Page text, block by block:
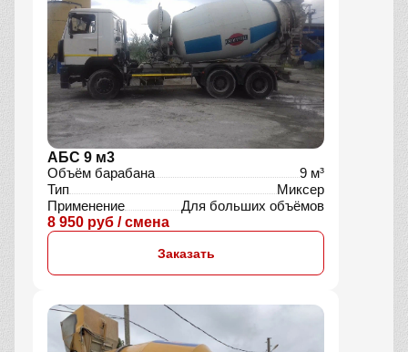
АБС 9 м3
Объём барабана
9 м³
Тип
Миксер
Применение
Для больших объёмов
8 950 руб / смена
Заказать